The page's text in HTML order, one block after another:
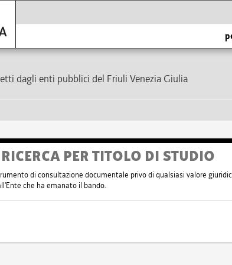
dagli enti pubblici del Friuli Venezia Giulia
PER TITOLO DI STUDIO
di consultazione documentale privo di qualsiasi valore
che ha emanato il bando.